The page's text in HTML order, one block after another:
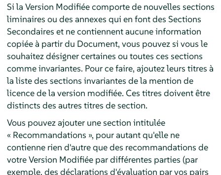
Si la Version Modifiée comporte de nouvelles sections
liminaires ou des annexes qui en font des Sections
Secondaires et ne contiennent aucune information
copiée à partir du Document, vous pouvez si vous le
souhaitez désigner certaines ou toutes ces sections
comme invariantes. Pour ce faire, ajoutez leurs titres à
la liste des sections invariantes de la mention de
licence de la version modifiée. Ces titres doivent être
distincts des autres titres de section.
Vous pouvez ajouter une section intitulée
« Recommandations », pour autant qu'elle ne
contienne rien d'autre que des recommandations de
votre Version Modifiée par différentes parties (par
exemple, des déclarations d'évaluation par vos pairs